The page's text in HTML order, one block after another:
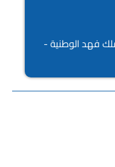
فهد الوطنية -